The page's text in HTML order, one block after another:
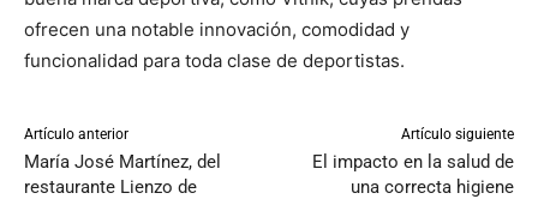
ofrecen una notable innovación, comodidad y
funcionalidad para toda clase de deportistas.
Artículo anterior
María José Martínez, del
restaurante Lienzo de
Artículo siguiente
El impacto en la salud de
una correcta higiene